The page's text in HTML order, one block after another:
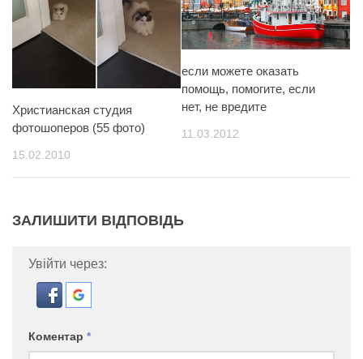
Христианская студия
фотошоперов (55 фото)
15.02.2010
если можете оказать
помощь, помогите, если
нет, не вредите
11.03.2012
ЗАЛИШИТИ ВІДПОВІДЬ
Увійти через:
Коментар *